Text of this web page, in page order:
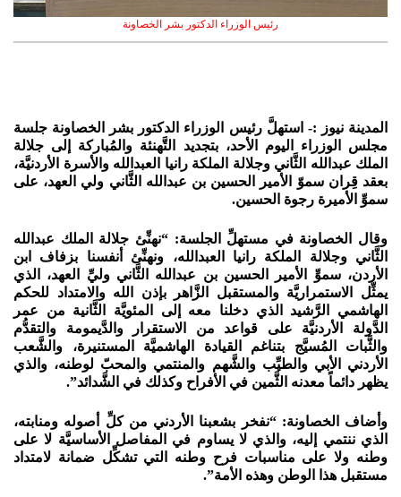
رئيس الوزراء الدكتور بشر الخصاونة
المدينة نيوز :- استهلَّ رئيس الوزراء الدكتور بشر الخصاونة جلسة
مجلس الوزراء اليوم الأحد، بتجديد التَّهنئة والمُباركة إلى جلالة
الملك عبدالله الثَّاني وجلالة الملكة رانيا العبدالله والأسرة الأردنيَّة،
بعقد قِران سموّ الأمير الحسين بن عبدالله الثَّاني ولي العهد، على
سموِّ الأميرة رجوة الحسين.
وقال الخصاونة في مستهلِّ الجلسة: “نهنِّئ جلالة الملك عبدالله
الثَّاني وجلالة الملكة رانيا العبدالله، ونهنِّئ أنفسنا بزفاف ابن
الأردن، سموِّ الأمير الحسين بن عبدالله الثَّاني وليِّ العهد، الذي
يمثِّل الاستمراريَّة والمستقبل الزَّاهر بإذن الله والامتداد للحكم
الهاشمي الرَّشيد الذي دخلنا معه إلى المئويَّة الثَّانية من عمر
الدَّولة الأردنيَّة على قواعد من الاستقرار والدَّيمومة والتقدُّم
والثَّبات المُسيَّج بتناغم القيادة الهاشميَّة المستنيرة، والشَّعب
الأردني الأبي والطيِّب والشَّهم والمنتمي والمحبّ لوطنه، والذي
يظهر دائماً معدنه الثَّمين في الأفراح وكذلك في الشَّدائد”.
وأضاف الخصاونة: “نفخر بشعبنا الأردني من كلِّ أصوله ومنابته،
الذي ننتمي إليه، والذي لا يساوم في المفاصل الأساسيَّة لا على
وطنه ولا على مناسبات فرح وطنه التي تشكِّل ضمانة لامتداد
مستقبل هذا الوطن وهذه الأمة”.